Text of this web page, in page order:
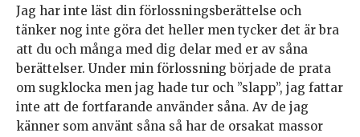
Jag har inte läst din förlossningsberättelse och
tänker nog inte göra det heller men tycker det är bra
att du och många med dig delar med er av såna
berättelser. Under min förlossning började de prata
om sugklocka men jag hade tur och ”slapp”, jag fattar
inte att de fortfarande använder såna. Av de jag
känner som använt såna så har de orsakat massor